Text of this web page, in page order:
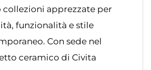
collezioni apprezzate per
funzionalità e stile
Con sede nel
ceramico di Civita